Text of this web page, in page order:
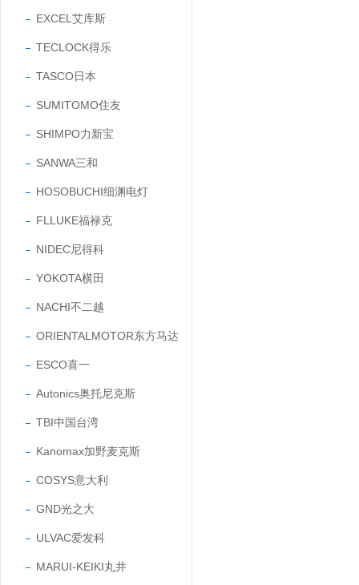
EXCEL艾库斯
TECLOCK得乐
TASCO日本
SUMITOMO住友
SHIMPO力新宝
SANWA三和
HOSOBUCHI细渊电灯
FLLUKE福禄克
NIDEC尼得科
YOKOTA横田
NACHI不二越
ORIENTALMOTOR东方马达
ESCO喜一
Autonics奥托尼克斯
TBI中国台湾
Kanomax加野麦克斯
COSYS意大利
GND光之大
ULVAC爱发科
MARUI-KEIKI丸井